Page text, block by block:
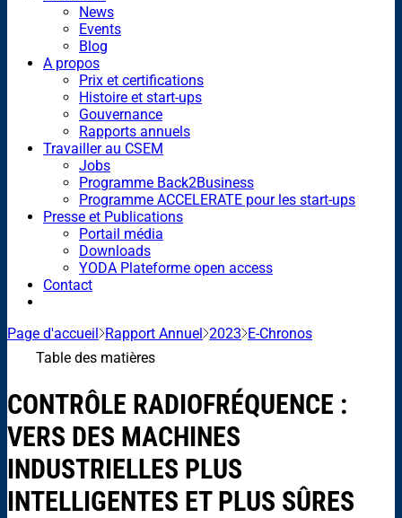
News
Events
Blog
A propos
Prix et certifications
Histoire et start-ups
Gouvernance
Rapports annuels
Travailler au CSEM
Jobs
Programme Back2Business
Programme ACCELERATE pour les start-ups
Presse et Publications
Portail média
Downloads
YODA Plateforme open access
Contact
Page d'accueil Rapport Annuel 2023 E-Chronos
Table des matières
CONTRÔLE RADIOFRÉQUENCE :
VERS DES MACHINES
INDUSTRIELLES PLUS
INTELLIGENTES ET PLUS SÛRES